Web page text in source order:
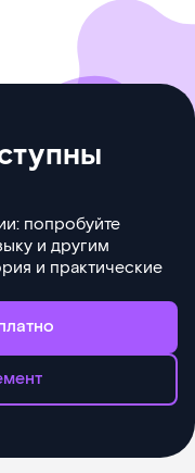
попробуйте
и другим
и практические